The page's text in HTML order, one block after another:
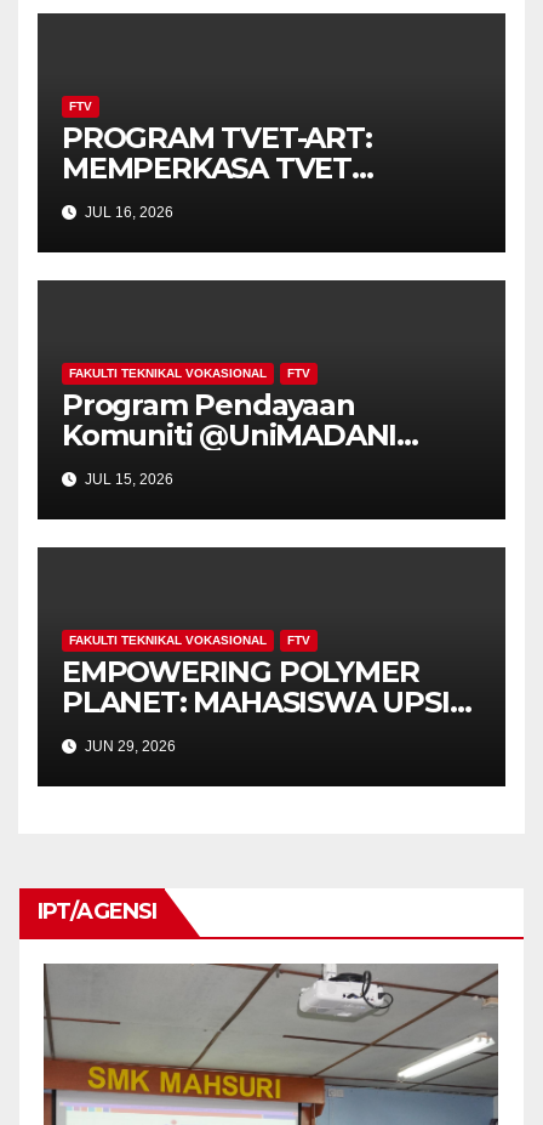
FTV
PROGRAM TVET-ART:
MEMPERKASA TVET
MENERUSI STEAM
JUL 16, 2026
FAKULTI TEKNIKAL VOKASIONAL FTV
Program Pendayaan
Komuniti @UniMADANI
Perkasa Belia Muallim
Melalui Penternakan Ayam
Penelur
JUL 15, 2026
FAKULTI TEKNIKAL VOKASIONAL FTV
EMPOWERING POLYMER
PLANET: MAHASISWA UPSI
BAWA TEKNOLOGI BAHAN
KE KOMUNITI SEKOLAH
JUN 29, 2026
IPT/AGENSI